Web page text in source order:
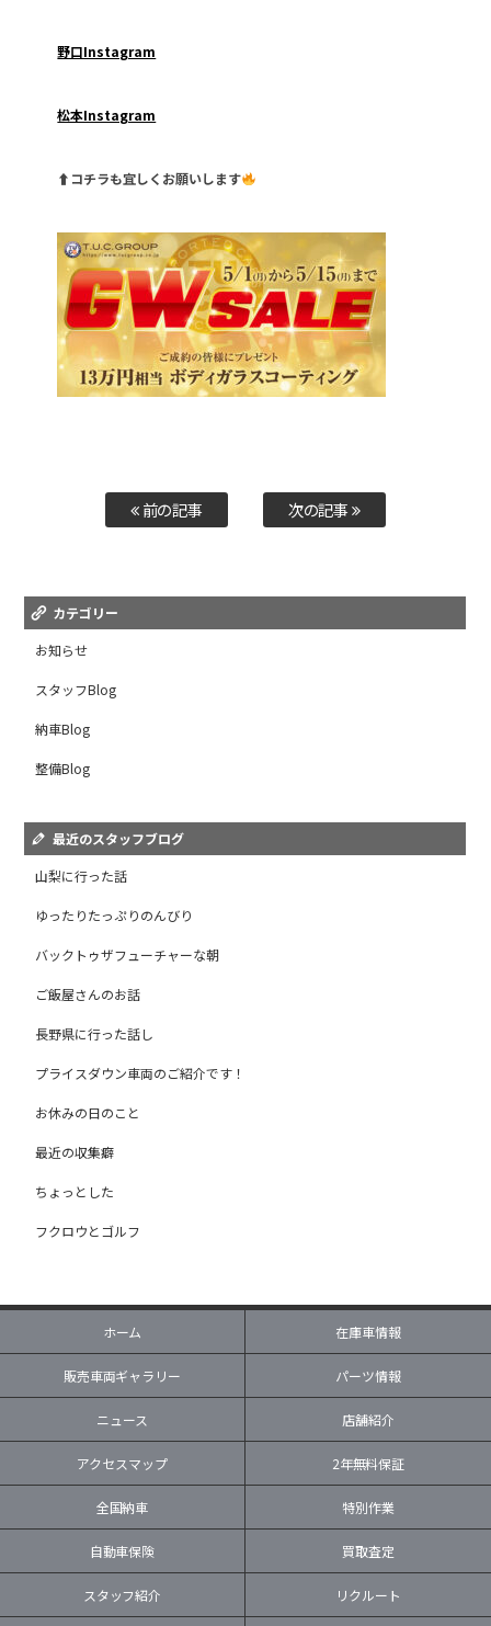
野口Instagram
松本Instagram
⬆︎コチラも宜しくお願いします
前の記事 次の記事
カテゴリー
お知らせ
スタッフBlog
納車Blog
整備Blog
最近のスタッフブログ
山梨に行った話
ゆったりたっぷりのんびり
バックトゥザフューチャーな朝
ご飯屋さんのお話
長野県に行った話し
プライスダウン車両のご紹介です！
お休みの日のこと
最近の収集癖
ちょっとした
フクロウとゴルフ
ホーム 在庫車情報
販売車両ギャラリー パーツ情報
ニュース 店舗紹介
アクセスマップ 2年無料保証
全国納車 特別作業
自動車保険 買取査定
スタッフ紹介 リクルート